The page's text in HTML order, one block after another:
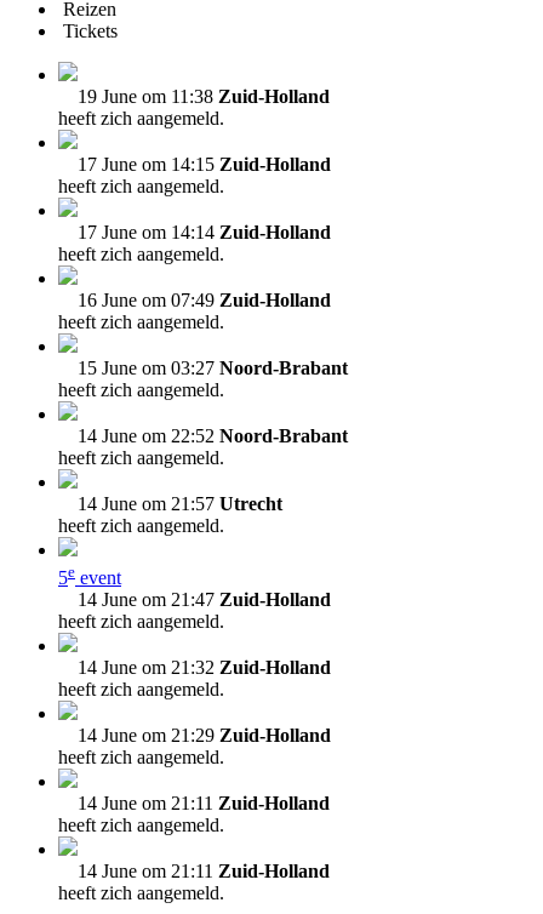
Reizen
Tickets
19 June om 11:38 Zuid-Holland
heeft zich aangemeld.
17 June om 14:15 Zuid-Holland
heeft zich aangemeld.
17 June om 14:14 Zuid-Holland
heeft zich aangemeld.
16 June om 07:49 Zuid-Holland
heeft zich aangemeld.
15 June om 03:27 Noord-Brabant
heeft zich aangemeld.
14 June om 22:52 Noord-Brabant
heeft zich aangemeld.
14 June om 21:57 Utrecht
heeft zich aangemeld.
5e event
14 June om 21:47 Zuid-Holland
heeft zich aangemeld.
14 June om 21:32 Zuid-Holland
heeft zich aangemeld.
14 June om 21:29 Zuid-Holland
heeft zich aangemeld.
14 June om 21:11 Zuid-Holland
heeft zich aangemeld.
14 June om 21:11 Zuid-Holland
heeft zich aangemeld.